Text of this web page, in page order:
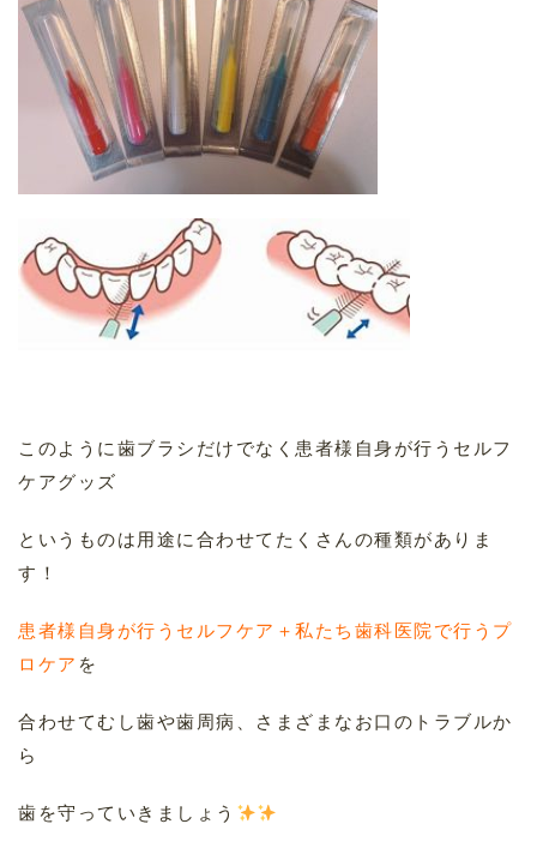
このように歯ブラシだけでなく患者様自身が行うセルフ
ケアグッズ
というものは用途に合わせてたくさんの種類がありま
す！
患者様自身が行うセルフケア＋私たち歯科医院で行うプ
ロケア を
合わせてむし歯や歯周病、さまざまなお口のトラブルか
ら
歯を守っていきましょう